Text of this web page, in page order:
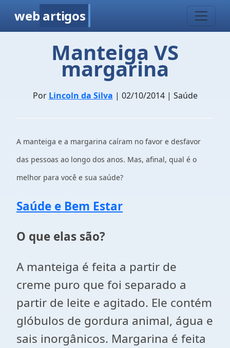
web artigos
Manteiga VS
margarina
Por Lincoln da Silva | 02/10/2014 | Saúde
A manteiga e a margarina caíram no favor e desfavor
das pessoas ao longo dos anos. Mas, afinal, qual é o
melhor para você e sua saúde?
Saúde e Bem Estar
O que elas são?
A manteiga é feita a partir de
creme puro que foi separado a
partir de leite e agitado. Ele contém
glóbulos de gordura animal, água e
sais inorgânicos. Margarina é feita